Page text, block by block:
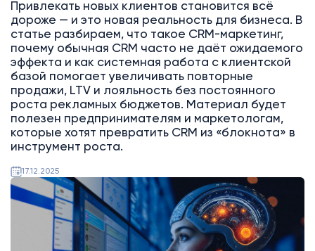
Привлекать новых клиентов становится всё
дороже — и это новая реальность для бизнеса. В
статье разбираем, что такое CRM-маркетинг,
почему обычная CRM часто не даёт ожидаемого
эффекта и как системная работа с клиентской
базой помогает увеличивать повторные
продажи, LTV и лояльность без постоянного
роста рекламных бюджетов. Материал будет
полезен предпринимателям и маркетологам,
которые хотят превратить CRM из «блокнота» в
инструмент роста.
17.12.2025
AI
Битрикс24